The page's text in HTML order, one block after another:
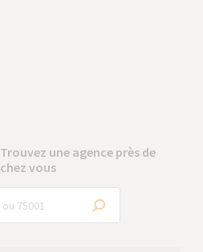
Trouvez une agence près de
chez vous